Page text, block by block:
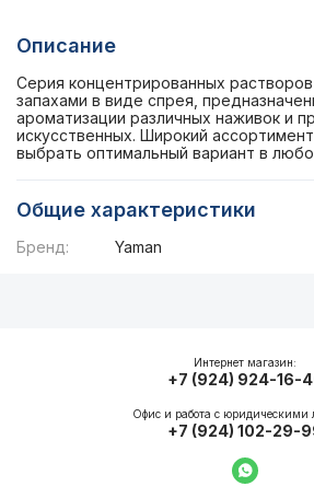
Описание
Серия концентрированных
запахами в виде спрея,
ароматизации различных наживок и
искусственных. Широкий
выбрать оптимальный вариант в
Общие характеристики
Бренд: Yaman
Интернет магазин:
+7 (924) 924-16-
Офис и работа с юридическими
+7 (924) 102-29-